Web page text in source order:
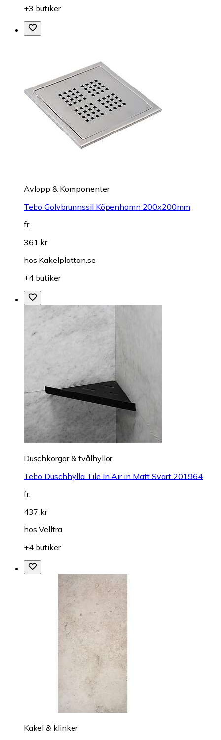
+3 butiker
Avlopp & Komponenter
Tebo Golvbrunnssil Köpenhamn 200x200mm
fr.
361 kr
hos Kakelplattan.se
+4 butiker
Duschkorgar & tvålhyllor
Tebo Duschhylla Tile In Air in Matt Svart 201964
fr.
437 kr
hos Velltra
+4 butiker
Kakel & klinker